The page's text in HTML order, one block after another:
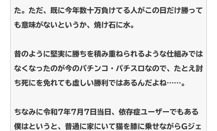
た。ただ、既に今年数十万負けてる人がこの日だけ勝って
も意味がないというか、焼け石に水。
昔のように堅実に勝ちを積み重ねられるような仕組みでは
なくなったのが今のパチンコ・パチスロなので、たとえ討
ち死にを免れても虚しい勝利ではあるんだよね……。
ちなみに令和7年7月7日当日、依存症ユーザーでもある
僕はというと、普通に家にいて猫を膝に乗せながらGジェ